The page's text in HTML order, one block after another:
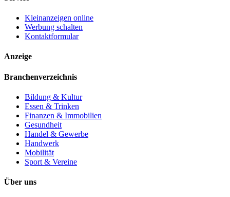
Kleinanzeigen online
Werbung schalten
Kontaktformular
Anzeige
Branchenverzeichnis
Bildung & Kultur
Essen & Trinken
Finanzen & Immobilien
Gesundheit
Handel & Gewerbe
Handwerk
Mobilität
Sport & Vereine
Über uns